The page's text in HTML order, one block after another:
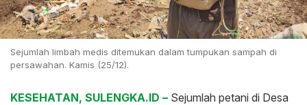
Sejumlah limbah medis ditemukan dalam tumpukan sampah di
persawahan. Kamis (25/12).
KESEHATAN, SULENGKA.ID – Sejumlah petani di Desa